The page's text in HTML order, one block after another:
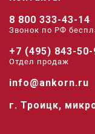
8 800 333-43-14
Звонок по РФ
+7 (495) 843-50-
Отдел продаж
info@ankorn.ru
г. Троицк,